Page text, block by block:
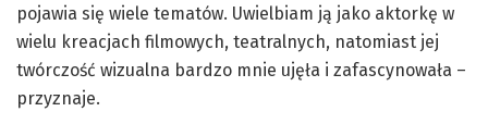
pojawia się wiele tematów. Uwielbiam ją jako aktorkę w
wielu kreacjach filmowych, teatralnych, natomiast jej
twórczość wizualna bardzo mnie ujęła i zafascynowała –
przyznaje.